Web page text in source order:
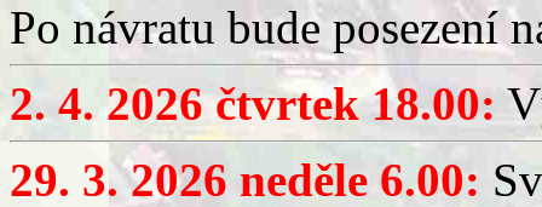
Po návratu bude posezení
2. 4. 2026 čtvrtek 18.00:
29. 3. 2026 neděle 6.00: